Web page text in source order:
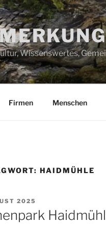
Wissenswertes,
Firmen Menschen
HAIDMÜHLE
2025